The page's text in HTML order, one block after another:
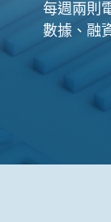
每週兩則
數據、融